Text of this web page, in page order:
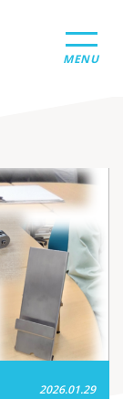
MENU
2026.01.29